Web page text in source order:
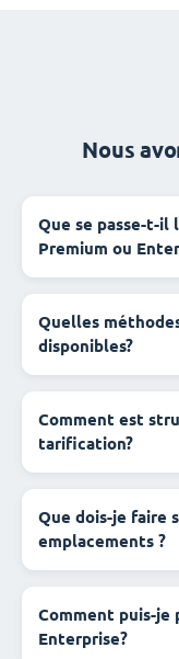
Nous
Que se passe-t-il
Premium ou
Quelles
disponibles?
Comment est
tarification?
Que dois-je faire
emplacements ?
Comment puis-je
Enterprise?